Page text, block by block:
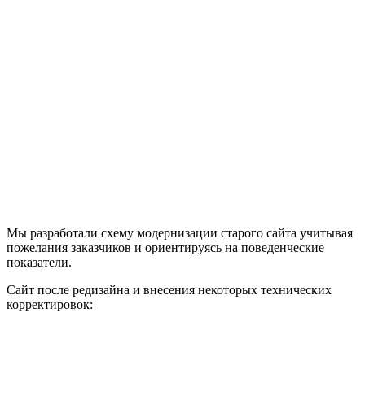
Мы разработали схему модернизации старого сайта учитывая
пожелания заказчиков и ориентируясь на поведенческие
показатели.
Сайт после редизайна и внесения некоторых технических
корректировок: